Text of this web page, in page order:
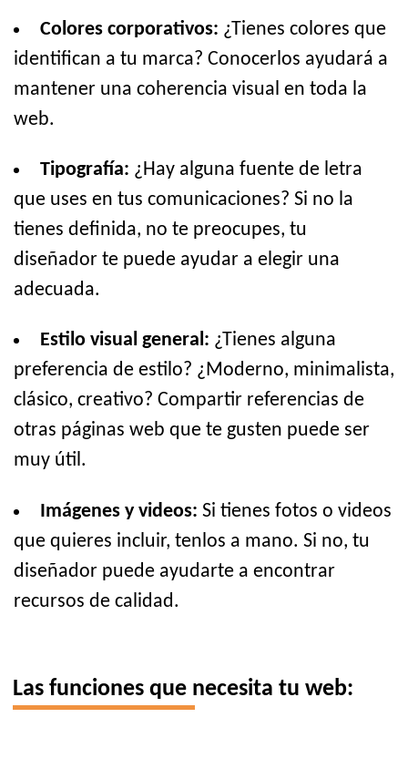
Colores corporativos: ¿Tienes colores que
identifican a tu marca? Conocerlos ayudará a
mantener una coherencia visual en toda la
web.
Tipografía: ¿Hay alguna fuente de letra
que uses en tus comunicaciones? Si no la
tienes definida, no te preocupes, tu
diseñador te puede ayudar a elegir una
adecuada.
Estilo visual general: ¿Tienes alguna
preferencia de estilo? ¿Moderno, minimalista,
clásico, creativo? Compartir referencias de
otras páginas web que te gusten puede ser
muy útil.
Imágenes y videos: Si tienes fotos o videos
que quieres incluir, tenlos a mano. Si no, tu
diseñador puede ayudarte a encontrar
recursos de calidad.
Las funciones que necesita tu web: